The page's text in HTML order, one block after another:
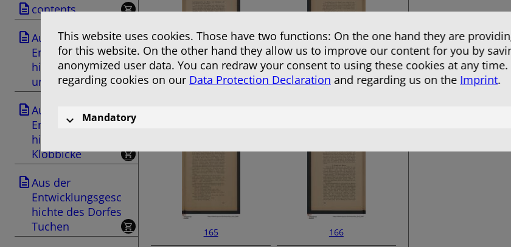
contents
Aus der
Entwicklungsgesc
hichte von Dorf
und Gut Trampe
Aus der
Entwicklungsgesc
hichte des Dorfes
Klobbicke
Aus der
Entwicklungsgesc
hichte des Dorfes
Tuchen
165 166
This website uses cookies. Those have two functions: On the one hand they are
for this website. On the other hand they allow us to improve our content for you by
anonymized user data. You can redraw your consent to using these cookies at any
regarding cookies on our Data Protection Declaration and regarding us on the Imprint.
Mandatory